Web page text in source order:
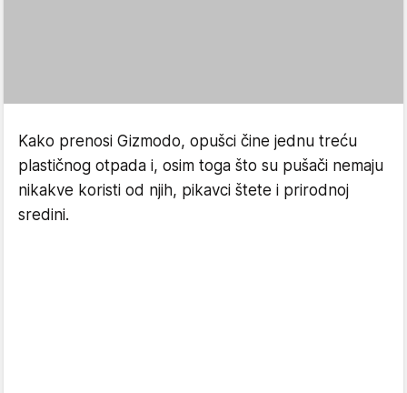
Kako prenosi Gizmodo, opušci čine jednu treću
plastičnog otpada i, osim toga što su pušači nemaju
nikakve koristi od njih, pikavci štete i prirodnoj
sredini.